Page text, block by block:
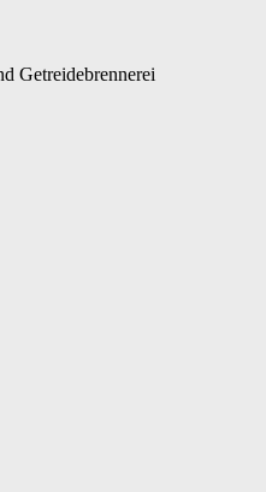
Getreidebrennerei